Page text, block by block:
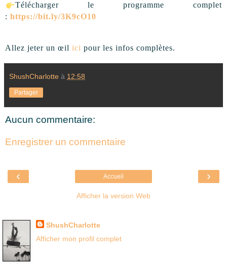
Télécharger le programme complet
: https://bit.ly/3K9cO10
Allez jeter un œil ici pour les infos complètes.
ShushCharlotte à 12:58
Partager
Aucun commentaire:
Enregistrer un commentaire
‹ ›
Accueil
Afficher la version Web
ShushCharlotte
Afficher mon profil complet